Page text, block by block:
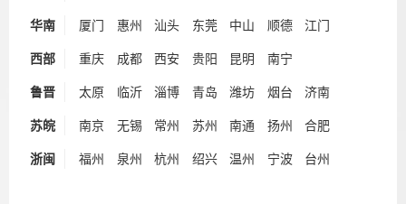
华南 厦门 惠州 汕头 东莞 中山 顺德 江门
西部 重庆 成都 西安 贵阳 昆明 南宁
鲁晋 太原 临沂 淄博 青岛 潍坊 烟台 济南
苏皖 南京 无锡 常州 苏州 南通 扬州 合肥
浙闽 福州 泉州 杭州 绍兴 温州 宁波 台州